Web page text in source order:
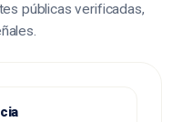
públicas verificadas,